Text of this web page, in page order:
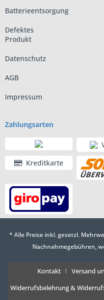
Batterieentsorgung
Defektes
Produkt
Datenschutz
AGB
Impressum
Zahlungsarten
Kreditkarte
* Alle Preise inkl. gesetzl.
Nachnahmegebühren,
Kontakt
Versand
Widerrufsbelehrung &